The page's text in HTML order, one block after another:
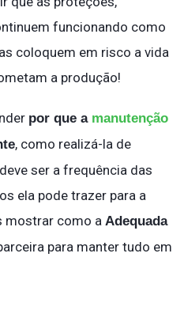
funcionando como
coloquem em risco a vida
a produção!
por que a manutenção
, como realizá-la de
ser a frequência das
ela pode trazer para a
mostrar como a Adequada
para manter tudo em